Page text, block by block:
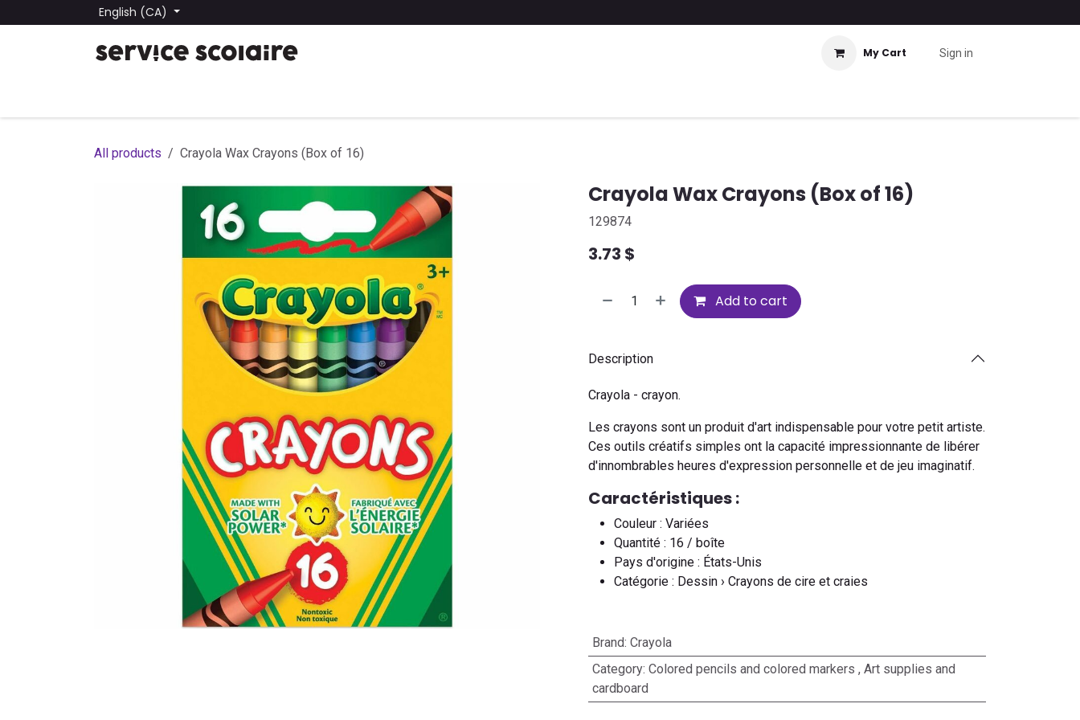
English (CA)
My Cart Sign in
All products Crayola Wax Crayons (Box of 16)
Crayola Wax Crayons (Box of 16)
129874
3.73 $
Add to cart
Description
Crayola - crayon.
Les crayons sont un produit d'art indispensable pour votre petit artiste.
Ces outils créatifs simples ont la capacité impressionnante de libérer
d'innombrables heures d'expression personnelle et de jeu imaginatif.
Caractéristiques :
Couleur : Variées
Quantité : 16 / boîte
Pays d'origine : États-Unis
Catégorie : Dessin › Crayons de cire et craies
Brand: Crayola
Category: Colored pencils and colored markers , Art supplies and
cardboard